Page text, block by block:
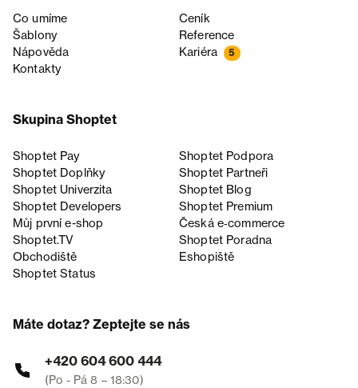
Co umíme
Ceník
Šablony
Reference
Nápověda
Kariéra 5
Kontakty
Skupina Shoptet
Shoptet Pay
Shoptet Podpora
Shoptet Doplňky
Shoptet Partneři
Shoptet Univerzita
Shoptet Blog
Shoptet Developers
Shoptet Premium
Můj první e-shop
Česká e‑commerce
Shoptet.TV
Shoptet Poradna
Obchodiště
Eshopiště
Shoptet Status
Máte dotaz? Zeptejte se nás
+420 604 600 444
(Po - Pá 8 – 18:30)